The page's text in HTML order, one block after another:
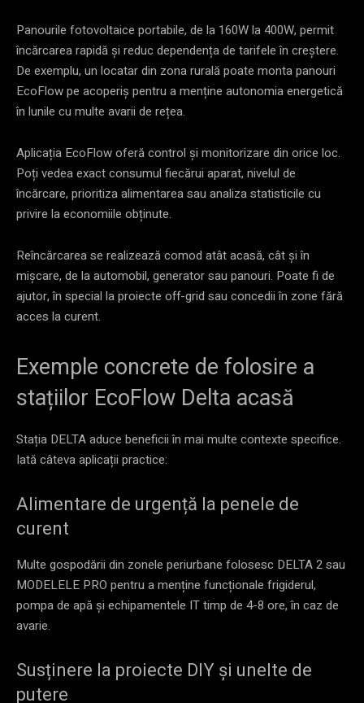
Panourile fotovoltaice portabile, de la 160W la 400W, permit
încărcarea rapidă și reduc dependența de tarifele în creștere.
De exemplu, un locatar din zona rurală poate monta panouri
EcoFlow pe acoperiș pentru a menține autonomia energetică
în lunile cu multe avarii de rețea.
Aplicația EcoFlow oferă control și monitorizare din orice loc.
Poți vedea exact consumul fiecărui aparat, nivelul de
încărcare, prioritiza alimentarea sau analiza statisticile cu
privire la economiile obținute.
Reîncărcarea se realizează comod atât acasă, cât și în
mișcare, de la automobil, generator sau panouri. Poate fi de
ajutor, în special la proiecte off-grid sau concedii în zone fără
acces la curent.
Exemple concrete de folosire a
stațiilor EcoFlow Delta acasă
Stația DELTA aduce beneficii în mai multe contexte specifice.
Iată câteva aplicații practice:
Alimentare de urgență la penele de
curent
Multe gospodării din zonele periurbane folosesc DELTA 2 sau
MODELELE PRO pentru a menține funcționale frigiderul,
pompa de apă și echipamentele IT timp de 4-8 ore, în caz de
avarie.
Susținere la proiecte DIY și unelte de
putere